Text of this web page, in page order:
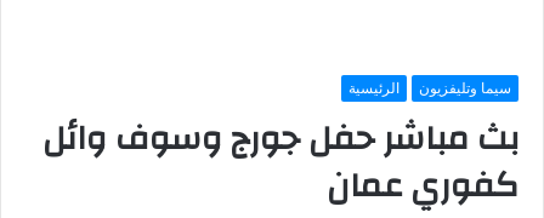
سيما وتليفزيون الرئيسية
بث مباشر حفل جورج وسوف وائل
كفوري عمان